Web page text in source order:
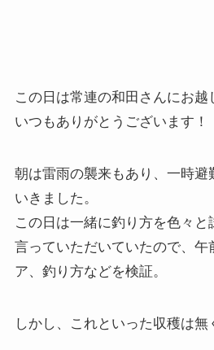
この日は常連の和田さんにお越
いつもありがとうございます！
朝は雷雨の襲来もあり、一時避
いきました。
この日は一緒に釣り方を色々と
言っていただいていたので、午
ア、釣り方などを検証。
しかし、これといった収穫は無